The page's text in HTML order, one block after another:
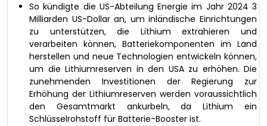
So kündigte die US-Abteilung Energie im Jahr 2024 3
Milliarden US-Dollar an, um inländische Einrichtungen
zu unterstützen, die Lithium extrahieren und
verarbeiten können, Batteriekomponenten im Land
herstellen und neue Technologien entwickeln können,
um die Lithiumreserven in den USA zu erhöhen. Die
zunehmenden Investitionen der Regierung zur
Erhöhung der Lithiumreserven werden voraussichtlich
den Gesamtmarkt ankurbeln, da Lithium ein
Schlüsselrohstoff für Batterie-Booster ist.